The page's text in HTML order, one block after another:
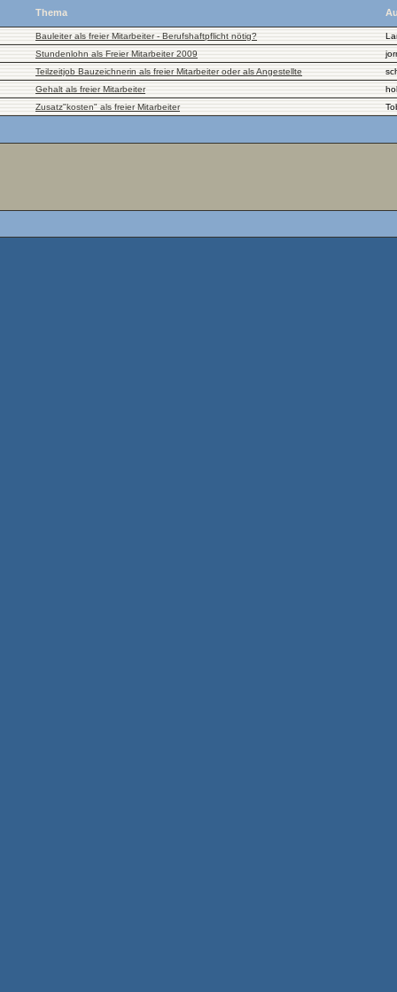
Thema
Bauleiter als freier Mitarbeiter - Berufshaftpflicht nötig?
Stundenlohn als Freier Mitarbeiter 2009
Teilzeitjob Bauzeichnerin als freier Mitarbeiter oder als Angestellte
Gehalt als freier Mitarbeiter
Zusatz"kosten" als freier Mitarbeiter